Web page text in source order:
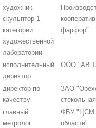
художник-
скульптор 1
категории
художественной
лаборатории
фарфор"
исполнительный
директор
ООО "АВ
директор по
качеству
ЗАО
главный
метролог
ФБУ "ЦСМ
области"